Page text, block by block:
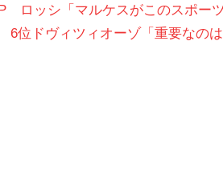
ロッシ「マルケスがこのスポーツ
位ドヴィツィオーゾ「重要なの